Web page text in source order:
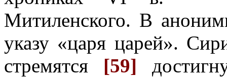
Митиленского. В
указу «царя царей».
стремятся [59]